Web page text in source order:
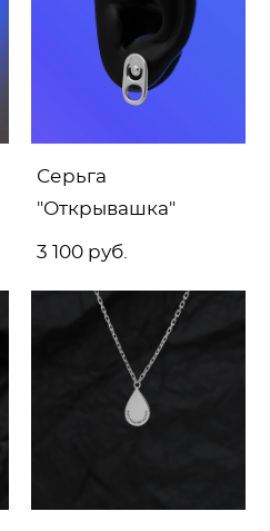
Серьга
"Открывашка"
3 100 pуб.